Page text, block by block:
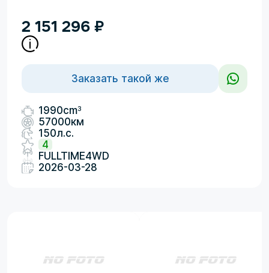
2 151 296 ₽
Заказать такой же
1990cm3
57000км
150л.с.
4
FULLTIME4WD
2026-03-28